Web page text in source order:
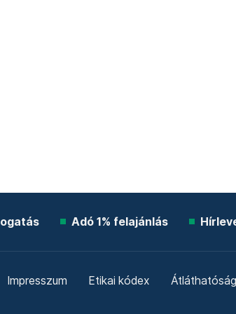
Adó 1% felajánlás
Impresszum Etikai kódex Átláthatóság